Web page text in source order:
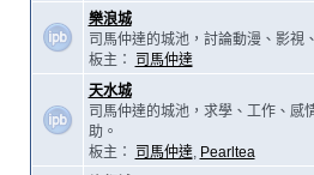
樂浪城
司馬仲達的城池，討論動漫、影視
板主：
司馬仲達
天水城
司馬仲達的城池，求學、工作、感
助。
板主：
司馬仲達, Pearltea